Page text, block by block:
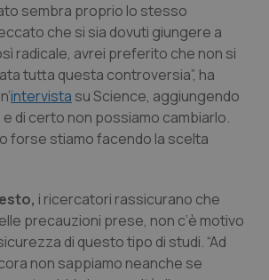
Nutrizione
Chirurgia
Oncologia
sembra proprio lo stesso
che si sia dovuti giungere a
radicale, avrei preferito che non si
tutta questa controversia”, ha
intervista suScience, aggiungendo
e di certo non possiamo cambiarlo.
forse stiamo facendo la scelta
i ricercatori rassicurano che
precauzioni prese, non c’è motivo
di questo tipo di studi. “Ad
non sappiamo neanche se